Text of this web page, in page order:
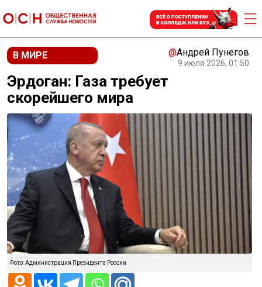
В МИРЕ @Андрей Пунегов
9 июля 2026, 01:50
Эрдоган: Газа требует
скорейшего мира
Фото: Администрация Президента России